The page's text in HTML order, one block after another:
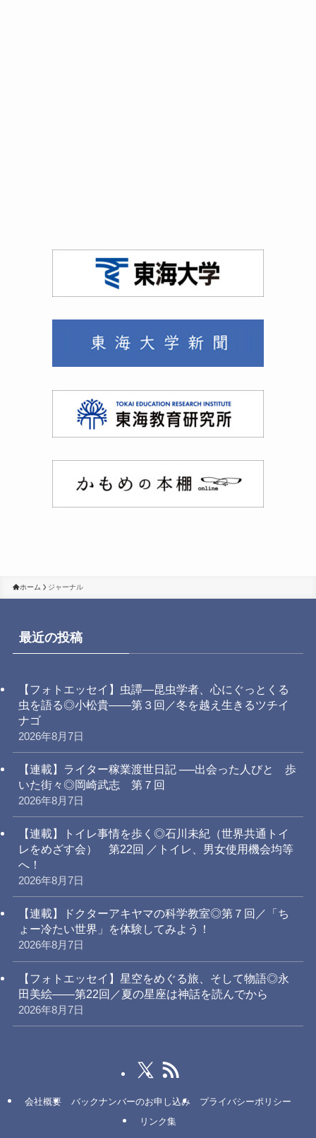
ホーム ジャーナル
最近の投稿
【フォトエッセイ】虫譚―昆虫学者、心にぐっとくる
虫を語る◎小松貴――第３回／冬を越え生きるツチイ
ナゴ
2026年8月7日
【連載】ライター稼業渡世日記 ──出会った人びと 歩
いた街々◎岡崎武志 第７回
2026年8月7日
【連載】トイレ事情を歩く◎石川未紀（世界共通トイ
レをめざす会） 第22回 ／トイレ、男女使用機会均等
へ！
2026年8月7日
【連載】ドクターアキヤマの科学教室◎第７回／「ち
ょー冷たい世界」を体験してみよう！
2026年8月7日
【フォトエッセイ】星空をめぐる旅、そして物語◎永
田美絵——第22回／夏の星座は神話を読んでから
2026年8月7日
会社概要 バックナンバーのお申し込み
プライバシーポリシー
リンク集